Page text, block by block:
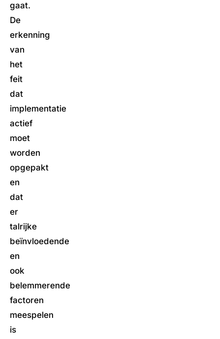
gaat.
De
erkenning
van
het
feit
dat
implementatie
actief
moet
worden
opgepakt
en
dat
er
talrijke
beïnvloedende
en
ook
belemmerende
factoren
meespelen
is